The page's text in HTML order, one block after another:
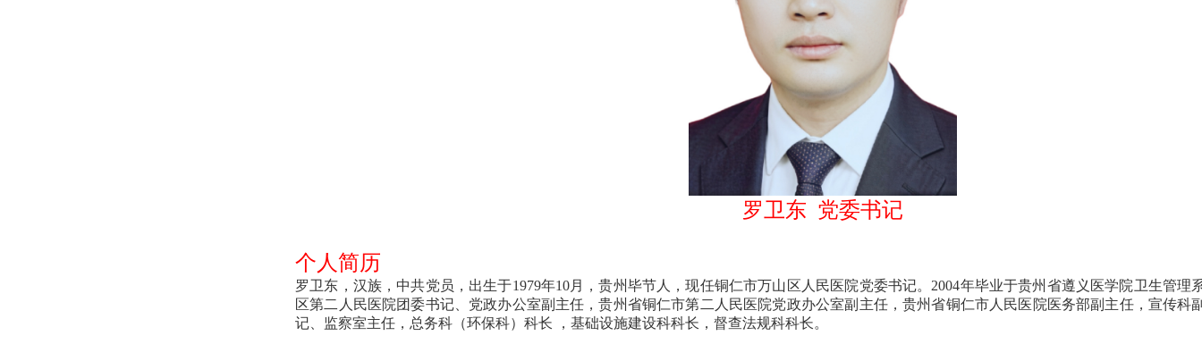
罗卫东 党委书记
个人简历
罗卫东，汉族，中共党员，出生于1979年10月，贵州毕节人，现任铜仁市万山区人民医院党委书记。2004年毕业于贵州省遵义医学院卫生管理
区第二人民医院团委书记、党政办公室副主任，贵州省铜仁市第二人民医院党政办公室副主任，贵州省铜仁市人民医院医务部副主任，宣传科
记、监察室主任，总务科（环保科）科长 ，基础设施建设科科长，督查法规科科长。